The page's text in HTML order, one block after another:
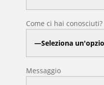
Come ci hai conosciuti?
Messaggio